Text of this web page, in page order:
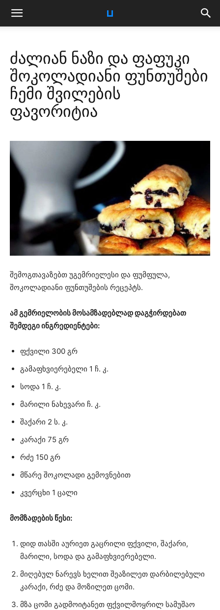
ძალიან ნაზი და ფაფუკი
შოკოლადიანი ფუნთუშები
ჩემი შვილების
ფავორიტია
შემოგთავაზებთ უგემრიელესი და ფუმფულა,
შოკოლადიანი ფუნთუშების რეცეპტს.
ამ გემრიელობის მოსამზადებლად დაგჭირდებათ
შემდეგი ინგრედიენტები:
ფქვილი 300 გრ
გამაფხვიერებელი 1 ჩ. კ.
სოდა 1 ჩ. კ.
მარილი ნახევარი ჩ. კ.
შაქარი 2 ს. კ.
კარაქი 75 გრ
რძე 150 გრ
მწარე შოკოლადი გემოვნებით
კვერცხი 1 ცალი
მომზადების წესი:
დიდ თასში აურიეთ გაცრილი ფქვილი, შაქარი,
მარილი, სოდა და გამაფხვიერებელი.
მიღებულ ნარევს ხელით შეაზილეთ დარბილებული
კარაქი, რძე და მოზილეთ ცომი.
მზა ცომი გადმოიტანეთ ფქვილმოყრილ სამუშაო